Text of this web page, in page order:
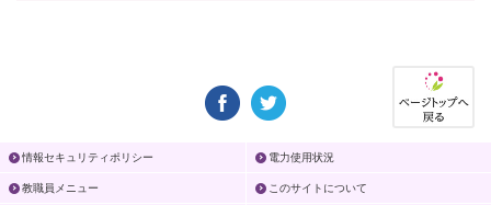
情報セキュリティポリシー 電力使用状況
教職員メニュー このサイトについて